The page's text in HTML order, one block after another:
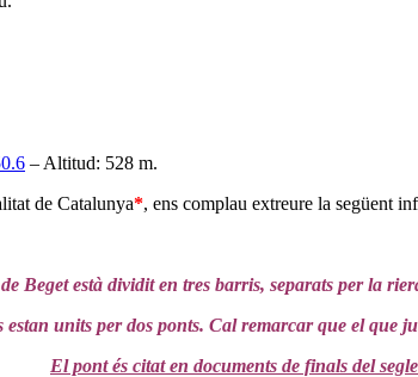
– Altitud: 528 m.
de Catalunya*, ens complau extreure la següent
Beget està dividit en tres barris, separats per la
estan units per dos ponts. Cal remarcar que el
El pont és citat en documents de finals del